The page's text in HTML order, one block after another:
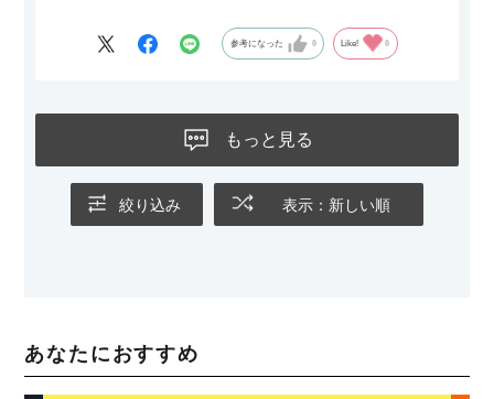
参考になった 0 Like! 0
もっと見る
絞り込み 表示：新しい順
あなたにおすすめ